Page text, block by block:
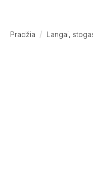
Pradžia Langai,